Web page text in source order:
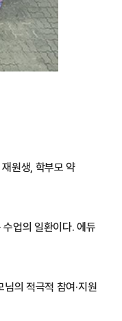
원생, 학부모 약
업의 일환이다. 에듀
의 적극적 참여·지원